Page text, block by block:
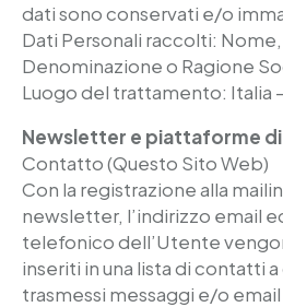
dati sono conservati e/o
Dati Personali raccolti:
Denominazione o Ragione
Luogo del trattamento: Italia
Newsletter e piattaforme
Contatto (Questo Sito Web)
Con la registrazione alla
newsletter, l’indirizzo email
telefonico dell’Utente
inseriti in una lista di contatti
trasmessi messaggi e/o